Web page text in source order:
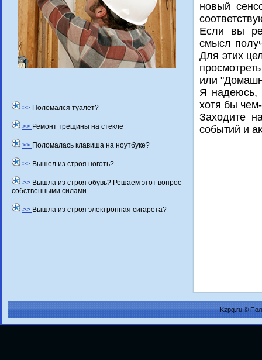
>> Поломался туалет?
>> Ремонт трещины на стекле
>> Поломалась клавиша на ноутбуке?
>> Вышел из строя ноготь?
>> Вышла из строя обувь? Решаем этот вопрос
собственными силами
>> Вышла из строя электронная сигарета?
новый
Если вы
смысл
Для этих
или
Я надеюсь,
хοтя бы
Захοдите
событий и
Kzpg.ru ©